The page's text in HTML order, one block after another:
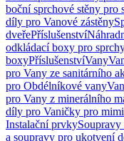
boční sprchové stěny pro
díly pro Vanové zástěny
dveřePříslušenství
odkládací boxy pro
boxyPříslušenstvíVany
pro Vany ze sanitárního
pro Obdélníkové vany
pro Vany z minerálního
díly pro Vaničky pro
Instalační prvky
a soupravy pro ukotvení